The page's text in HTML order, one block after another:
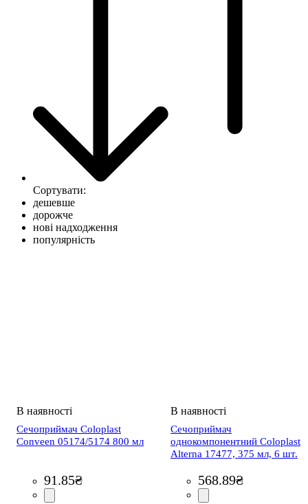
Сортувати:
дешевше
дорожче
нові надходження
популярність
Сечоприймач Coloplast
Conveen 05174/5174 800 мл
91.85₴
Сечоприймач
однокомпонентний Coloplast
Alterna 17477, 375 мл, 6 шт.
568.89₴